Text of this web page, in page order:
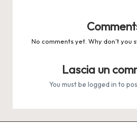
No comments yet. Why don’t you
Lascia un
You must be logged in to